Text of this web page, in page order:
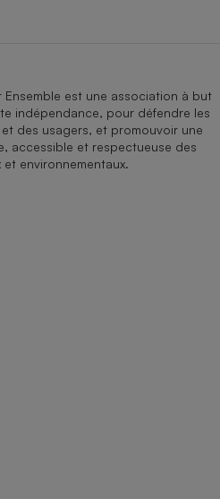
Ensemble est une association à but
indépendance, pour défendre les
des usagers, et promouvoir une
accessible et respectueuse des
environnementaux.